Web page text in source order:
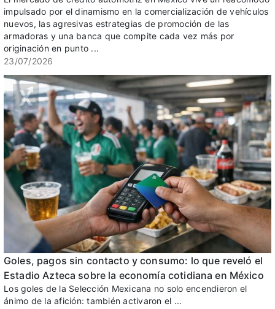
impulsado por el dinamismo en la comercialización de vehículos
nuevos, las agresivas estrategias de promoción de las
armadoras y una banca que compite cada vez más por
originación en punto ...
23/07/2026
Goles, pagos sin contacto y consumo: lo que reveló el
Estadio Azteca sobre la economía cotidiana en México
Los goles de la Selección Mexicana no solo encendieron el
ánimo de la afición: también activaron el ...